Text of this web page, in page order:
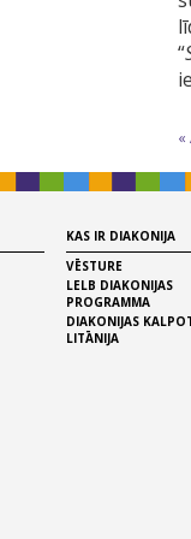
“
«
KAS IR DIAKONIJA
VĒSTURE
LELB DIAKONIJAS
PROGRAMMA
DIAKONIJAS
LITĀNIJA